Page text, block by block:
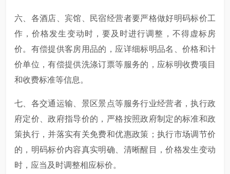
六、各酒店、宾馆、民宿经营者要严格做好明码标价工
作，价格发生变动时，要及时进行调整，不得虚标房
价。有偿提供客房用品的，应详细标明品名、价格和计
价单位，有偿提供洗涤订票等服务的，应标明收费项目
和收费标准等信息。
七、各交通运输、景区景点等服务行业经营者，执行政
府定价、政府指导价的，严格按照政府制定的标准和政
策执行，并落实有关免费和优惠政策；执行市场调节价
的，明码标价内容真实明确、清晰醒目，价格发生变动
时，应当及时调整相应标价。